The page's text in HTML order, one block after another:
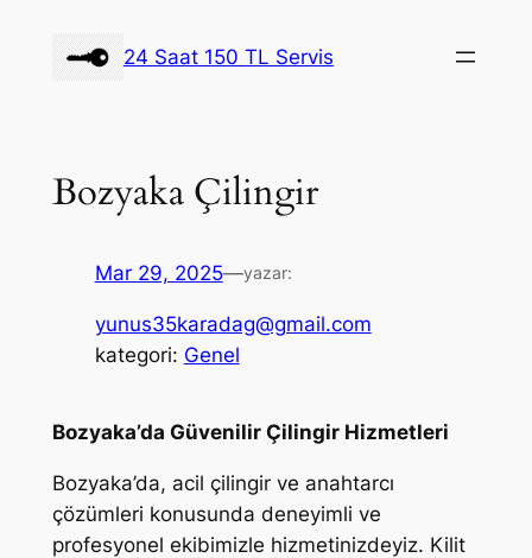
24 Saat 150 TL Servis
Bozyaka Çilingir
Mar 29, 2025—yazar:
yunus35karadag@gmail.com
kategori: Genel
Bozyaka’da Güvenilir Çilingir Hizmetleri
Bozyaka’da, acil çilingir ve anahtarcı
çözümleri konusunda deneyimli ve
profesyonel ekibimizle hizmetinizdeyiz. Kilit